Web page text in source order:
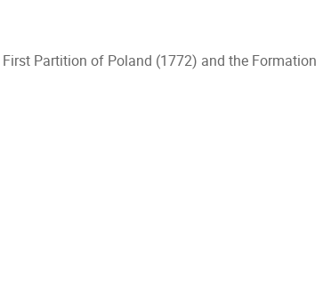
Partition of Poland (1772) and the Formation